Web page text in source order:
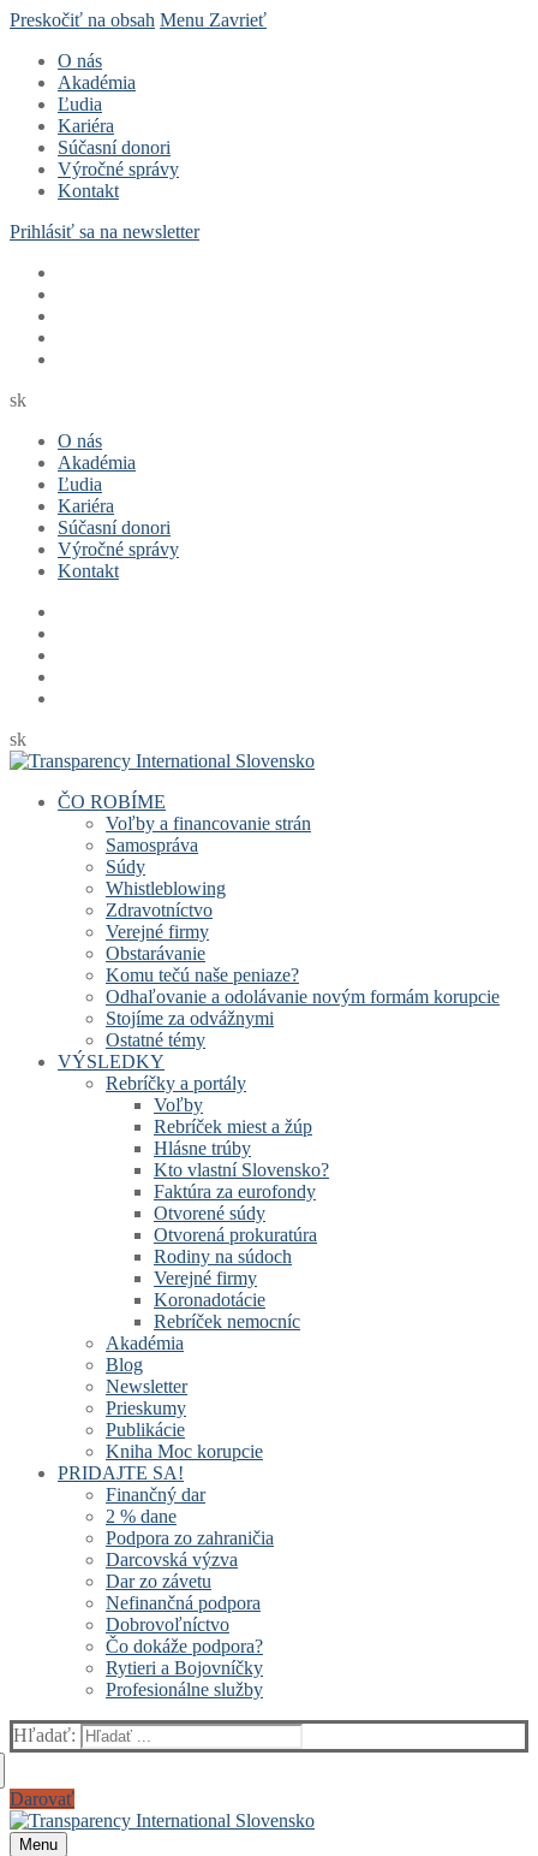
Preskočiť na obsah Menu Zavrieť
O nás
Akadémia
Ľudia
Kariéra
Súčasní donori
Výročné správy
Kontakt
Prihlásiť sa na newsletter
sk
O nás
Akadémia
Ľudia
Kariéra
Súčasní donori
Výročné správy
Kontakt
sk
ČO ROBÍME
Voľby a financovanie strán
Samospráva
Súdy
Whistleblowing
Zdravotníctvo
Verejné firmy
Obstarávanie
Komu tečú naše peniaze?
Odhaľovanie a odolávanie novým formám korupcie
Stojíme za odvážnymi
Ostatné témy
VÝSLEDKY
Rebríčky a portály
Voľby
Rebríček miest a žúp
Hlásne trúby
Kto vlastní Slovensko?
Faktúra za eurofondy
Otvorené súdy
Otvorená prokuratúra
Rodiny na súdoch
Verejné firmy
Koronadotácie
Rebríček nemocníc
Akadémia
Blog
Newsletter
Prieskumy
Publikácie
Kniha Moc korupcie
PRIDAJTE SA!
Finančný dar
2 % dane
Podpora zo zahraničia
Darcovská výzva
Dar zo závetu
Nefinančná podpora
Dobrovoľníctvo
Čo dokáže podpora?
Rytieri a Bojovníčky
Profesionálne služby
Hľadať:
Darovať
Menu